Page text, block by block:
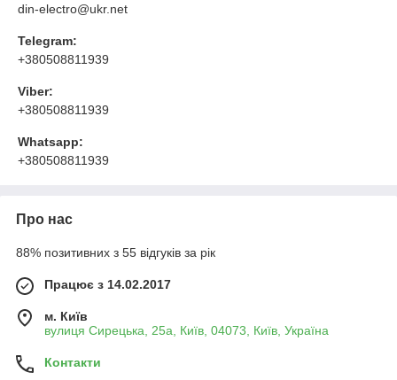
din-electro@ukr.net
Telegram:
+380508811939
Viber:
+380508811939
Whatsapp:
+380508811939
Про нас
88% позитивних з 55 відгуків за рік
Працює з 14.02.2017
м. Київ
вулиця Сирецька, 25а, Київ, 04073, Київ, Україна
Контакти